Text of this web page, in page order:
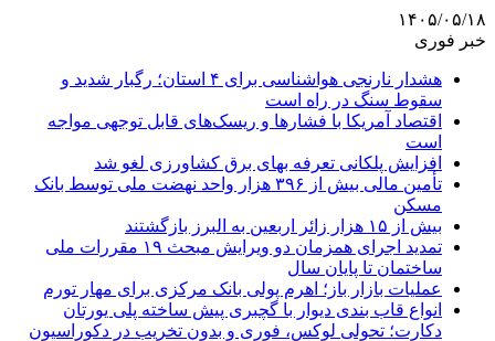
۱۴۰۵/۰۵/۱۸
خبر فوری
هشدار نارنجی هواشناسی برای ۴ استان؛ رگبار شدید و
سقوط سنگ در راه است
اقتصاد آمریکا با فشارها و ریسک‌های قابل توجهی مواجه
است
افزایش پلکانی تعرفه بهای برق کشاورزی لغو شد
تأمین مالی بیش از ۳۹۶ هزار واحد نهضت ملی توسط بانک
مسکن
بیش از ۱۵ هزار زائر اربعین به البرز بازگشتند
تمدید اجرای همزمان دو ویرایش مبحث ۱۹ مقررات ملی
ساختمان تا پایان سال
عملیات بازار باز؛ اهرم پولی بانک مرکزی برای مهار تورم
انواع قاب بندی دیوار با گچبری پیش ساخته پلی یورتان
دکارت؛ تحولی لوکس، فوری و بدون تخریب در دکوراسیون